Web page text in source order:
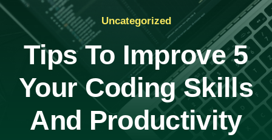
الخدمات
Solutions
عنا
Uncategorized
5 Tips To Improve
Your Coding Skills
And Productivity